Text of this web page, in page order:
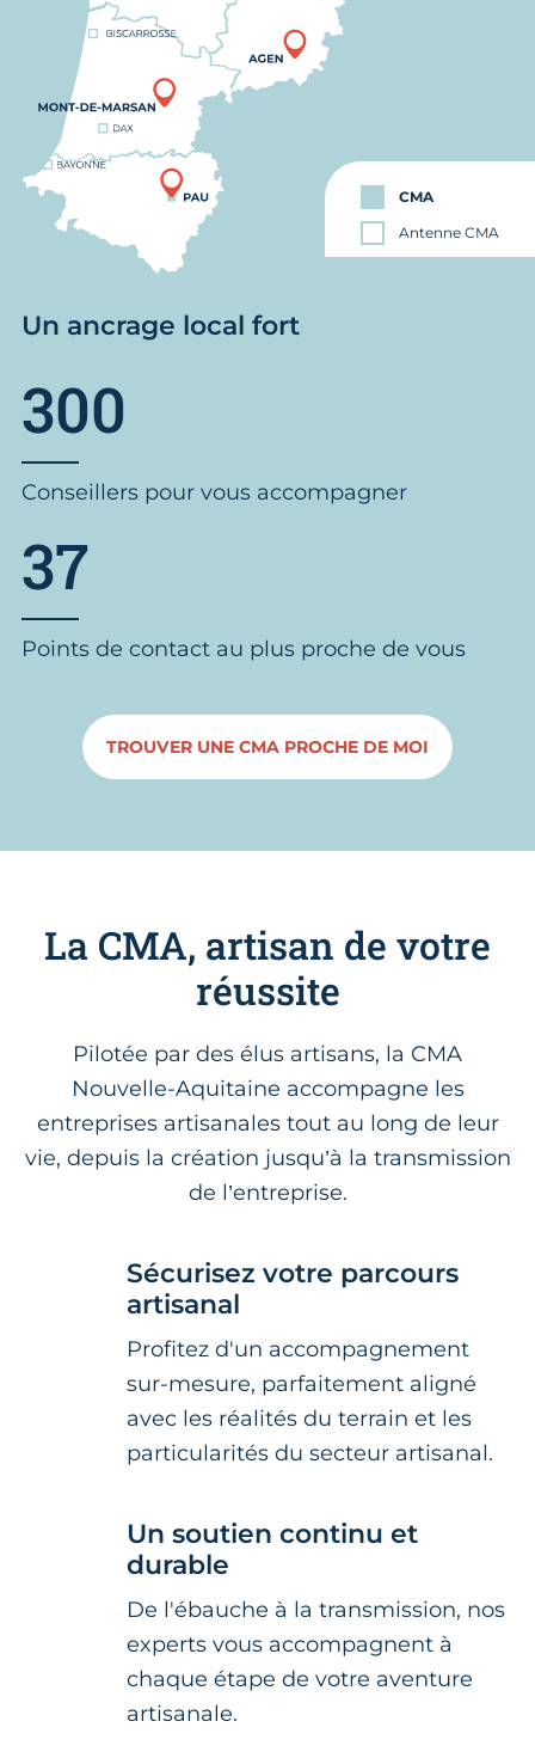
CMA
Antenne CMA
Un ancrage local fort
300
Conseillers pour vous accompagner
37
Points de contact au plus proche de vous
TROUVER UNE CMA PROCHE DE MOI
La CMA, artisan de votre
réussite
Pilotée par des élus artisans, la CMA
Nouvelle-Aquitaine accompagne les
entreprises artisanales tout au long de leur
vie, depuis la création jusqu’à la transmission
de l’entreprise.
Sécurisez votre parcours
artisanal
Profitez d'un accompagnement
sur-mesure, parfaitement aligné
avec les réalités du terrain et les
particularités du secteur artisanal.
Un soutien continu et
durable
De l'ébauche à la transmission, nos
experts vous accompagnent à
chaque étape de votre aventure
artisanale.